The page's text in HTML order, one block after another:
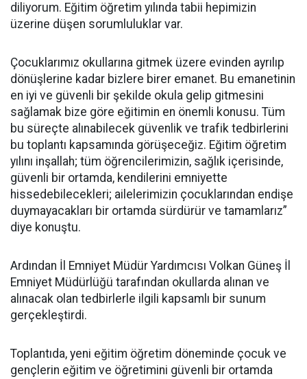
diliyorum. Eğitim öğretim yılında tabii hepimizin
üzerine düşen sorumluluklar var.
Çocuklarımız okullarına gitmek üzere evinden ayrılıp
dönüşlerine kadar bizlere birer emanet. Bu emanetinin
en iyi ve güvenli bir şekilde okula gelip gitmesini
sağlamak bize göre eğitimin en önemli konusu. Tüm
bu süreçte alınabilecek güvenlik ve trafik tedbirlerini
bu toplantı kapsamında görüşeceğiz. Eğitim öğretim
yılını inşallah; tüm öğrencilerimizin, sağlık içerisinde,
güvenli bir ortamda, kendilerini emniyette
hissedebilecekleri; ailelerimizin çocuklarından endişe
duymayacakları bir ortamda sürdürür ve tamamlarız”
diye konuştu.
Ardından İl Emniyet Müdür Yardımcısı Volkan Güneş İl
Emniyet Müdürlüğü tarafından okullarda alınan ve
alınacak olan tedbirlerle ilgili kapsamlı bir sunum
gerçekleştirdi.
Toplantıda, yeni eğitim öğretim döneminde çocuk ve
gençlerin eğitim ve öğretimini güvenli bir ortamda